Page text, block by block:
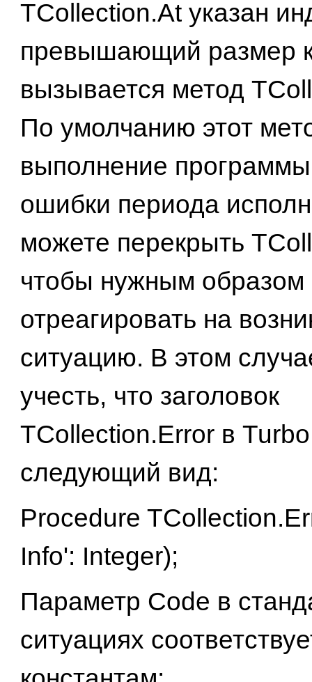
TCollection.At указан
превышающий размер
вызывается метод
По умолчанию этот
выполнение
ошибки периода
можете перекрыть
чтобы нужным образом
отреагировать на
ситуацию. В этом
учесть, что заголовок
TCollection.Error в
следующий вид:
Procedure
Info': Integer);
Параметр Code в
ситуациях